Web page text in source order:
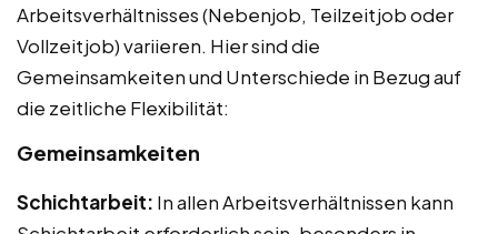
Arbeitsverhältnisses (Nebenjob, Teilzeitjob oder
Vollzeitjob) variieren. Hier sind die
Gemeinsamkeiten und Unterschiede in Bezug auf
die zeitliche Flexibilität:
Gemeinsamkeiten
Schichtarbeit: In allen Arbeitsverhältnissen kann